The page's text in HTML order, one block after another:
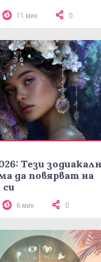
11 мин 0
Тези
да повярват на
6 мин 0